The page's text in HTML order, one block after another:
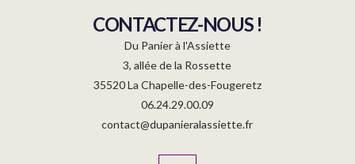
CONTACTEZ-NOUS !
Du Panier à l'Assiette
3, allée de la Rossette
35520 La Chapelle-des-Fougeretz
06.24.29.00.09
contact@dupanieralassiette.fr